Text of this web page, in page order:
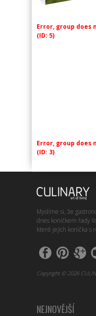
Error, group does
(ID: 5)
Error, group does
(ID: 3)
Myslíme si, že
dnes koníčkem řady
které jejich koníčka s
Copyright © 2026
NEJNOVĚJŠÍ